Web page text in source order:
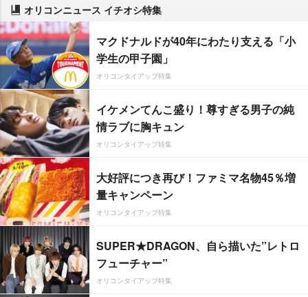
オリコンニュース イチオシ特集
マクドナルドが40年にわたり支える「小
学生の甲子園」
オリコンタイアップ特集
イケメンてんこ盛り！尊すぎる男子の純
情ラブに胸キュン
オリコンタイアップ特集
大好評につき再び！ファミマ名物45％増
量キャンペーン
オリコンタイアップ特集
SUPER★DRAGON、自ら描いた”レトロ
フューチャー”
オリコンタイアップ特集